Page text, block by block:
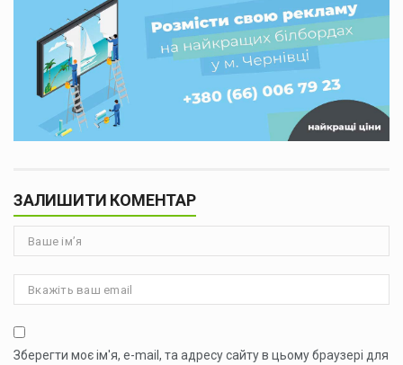
ЗАЛИШИТИ КОМЕНТАР
Зберегти моє ім'я, e-mail, та адресу сайту в цьому браузері для